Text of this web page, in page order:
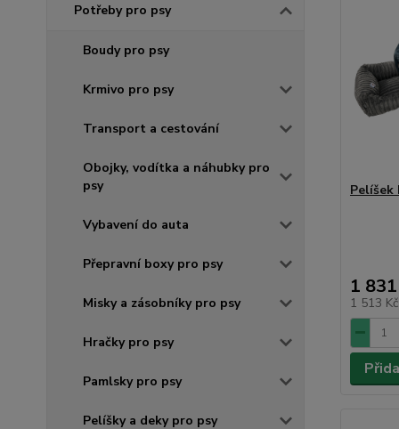
Potřeby pro psy
Boudy pro psy
Krmivo pro psy
Transport a cestování
Obojky, vodítka a náhubky pro
psy
Vybavení do auta
Přepravní boxy pro psy
Misky a zásobníky pro psy
Hračky pro psy
Pamlsky pro psy
Pelíšky a deky pro psy
Pelíšek
1
1 513 Kč